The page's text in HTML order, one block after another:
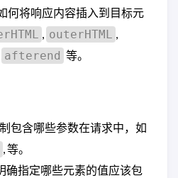
何将响应内容插入到目标元
, outerHTML ,
afterend 等。
包含哪些参数在请求中，如
, 等。
确指定哪些元素的值应该包